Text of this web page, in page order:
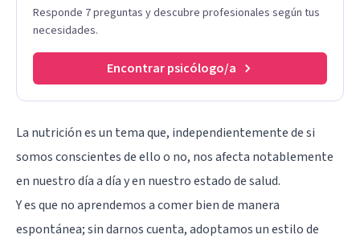
Responde 7 preguntas y descubre profesionales según tus
necesidades.
Encontrar psicólogo/a
La nutrición es un tema que, independientemente de si
somos conscientes de ello o no, nos afecta notablemente
en nuestro día a día y en nuestro estado de salud.
Y es que no aprendemos a comer bien de manera
espontánea; sin darnos cuenta, adoptamos un estilo de